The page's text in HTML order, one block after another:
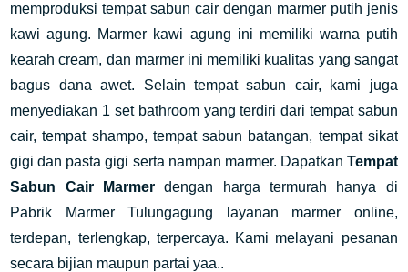
memproduksi tempat sabun cair dengan marmer putih jenis
kawi agung. Marmer kawi agung ini memiliki warna putih
kearah cream, dan marmer ini memiliki kualitas yang sangat
bagus dana awet. Selain tempat sabun cair, kami juga
menyediakan 1 set bathroom yang terdiri dari tempat sabun
cair, tempat shampo, tempat sabun batangan, tempat sikat
gigi dan pasta gigi serta nampan marmer. Dapatkan Tempat
Sabun Cair Marmerdengan harga termurah hanya di
Pabrik Marmer Tulungagung layanan marmer online,
terdepan, terlengkap, terpercaya. Kami melayani pesanan
secara bijian maupun partai yaa..